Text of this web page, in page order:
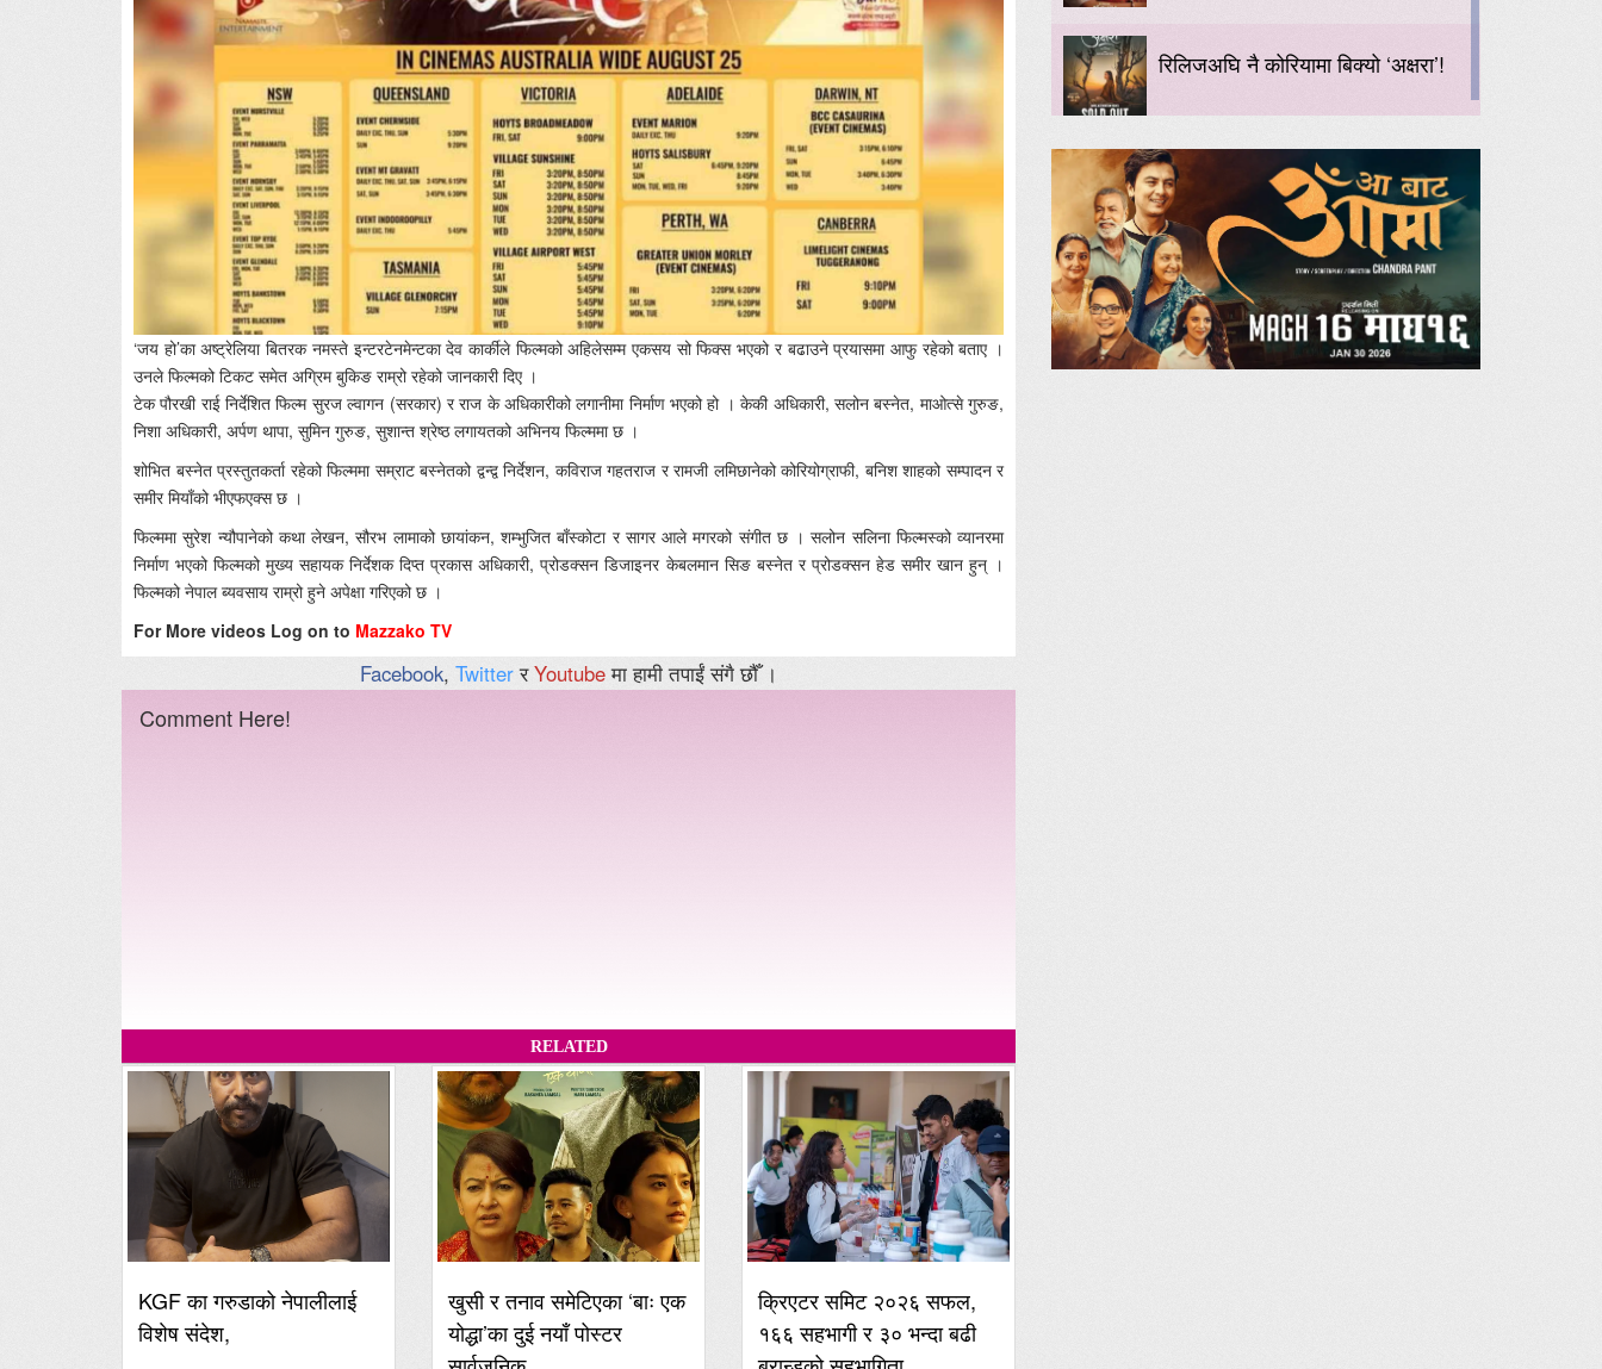
‘जय हो’का अष्ट्रेलिया बितरक नमस्ते इन्टरटेनमेन्टका देव कार्कीले फिल्मको अहिलेसम्म एकसय सो फिक्स भएको र बढाउने प्रयासमा आफु रहेको बताए ।
उनले फिल्मको टिकट समेत अग्रिम बुकिङ राम्रो रहेको जानकारी दिए ।
टेक पौरखी राई निर्देशित फिल्म सुरज ल्वागन (सरकार) र राज के अधिकारीको लगानीमा निर्माण भएको हो । केकी अधिकारी, सलोन बस्नेत, माओत्से गुरुङ,
निशा अधिकारी, अर्पण थापा, सुमिन गुरुङ, सुशान्त श्रेष्ठ लगायतको अभिनय फिल्ममा छ ।
शोभित बस्नेत प्रस्तुतकर्ता रहेको फिल्ममा सम्राट बस्नेतको द्वन्द्व निर्देशन, कविराज गहतराज र रामजी लमिछानेको कोरियोग्राफी, बनिश शाहको सम्पादन र
समीर मियाँको भीएफएक्स छ ।
फिल्ममा सुरेश न्यौपानेको कथा लेखन, सौरभ लामाको छायांकन, शम्भुजित बाँस्कोटा र सागर आले मगरको संगीत छ । सलोन सलिना फिल्मस्को व्यानरमा
निर्माण भएको फिल्मको मुख्य सहायक निर्देशक दिप्त प्रकास अधिकारी, प्रोडक्सन डिजाइनर केबलमान सिङ बस्नेत र प्रोडक्सन हेड समीर खान हुन् ।
फिल्मको नेपाल ब्यवसाय राम्रो हुने अपेक्षा गरिएको छ ।
For More videos Log on to Mazzako TV
Facebook, TwitterरYoutubeमा हामी तपाईं संगै छौँ ।
Comment Here!
RELATED
KGF का गरुडाको नेपालीलाई
विशेष संदेश,
खुसी र तनाव समेटिएका ‘बाः एक
योद्धा’का दुई नयाँ पोस्टर
क्रिएटर समिट २०२६ सफल,
१६६ सहभागी र ३० भन्दा बढी
रिलिजअघि नै कोरियामा बिक्यो ‘अक्षरा’!